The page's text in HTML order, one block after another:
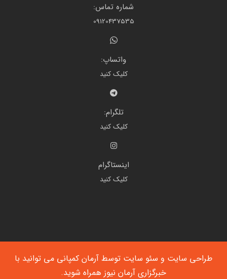
شماره تماس:
09120437535
واتساپ:
کلیک کنید
تلگرام:
کلیک کنید
اینستاگرام
کلیک کنید
طراحی سایت و سئو سایت توسط آرمان کمپانی می توانید با
خبرگزاری آرمان نیوز همراه شوید.